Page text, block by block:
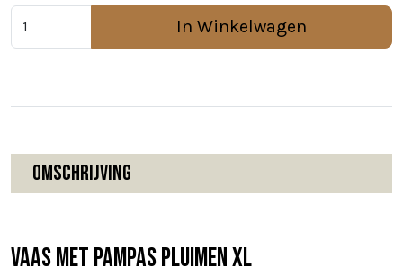
In Winkelwagen
Omschrijving
Vaas met pampas pluimen XL